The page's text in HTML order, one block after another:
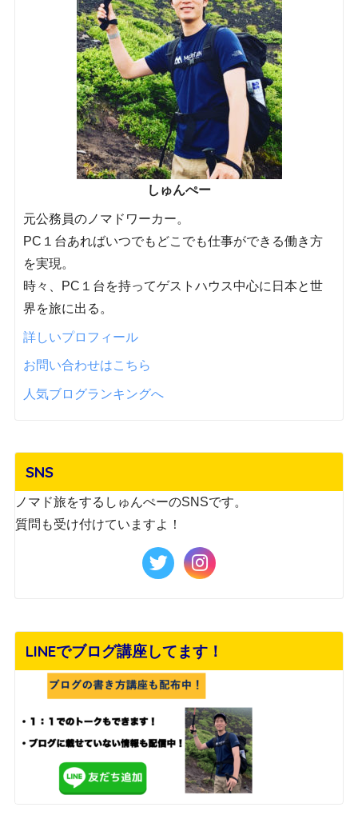
しゅんぺー
元公務員のノマドワーカー。
PC１台あればいつでもどこでも仕事ができる働き方
を実現。
時々、PC１台を持ってゲストハウス中心に日本と世
界を旅に出る。
詳しいプロフィール
お問い合わせはこちら
人気ブログランキングへ
SNS
ノマド旅をするしゅんぺーのSNSです。
質問も受け付けていますよ！
LINEでブログ講座してます！